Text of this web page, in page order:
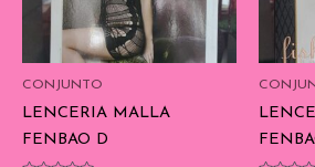
CONJUNTO
LENCERIA MALLA
FENBAO D